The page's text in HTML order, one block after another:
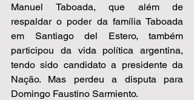
Manuel Taboada, que além de
respaldar o poder da família Taboada
em Santiago del Estero, também
participou da vida política argentina,
tendo sido candidato a presidente da
Nação. Mas perdeu a disputa para
Domingo Faustino Sarmiento.